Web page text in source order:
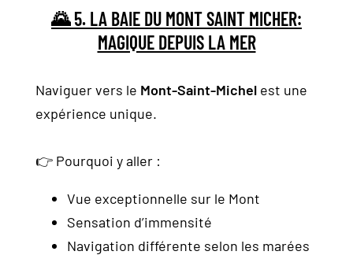
🌄 5. LA BAIE DU MONT SAINT MICHER:
MAGIQUE DEPUIS LA MER
Naviguer vers le Mont-Saint-Michel est une
expérience unique.
👉 Pourquoi y aller :
Vue exceptionnelle sur le Mont
Sensation d’immensité
Navigation différente selon les marées